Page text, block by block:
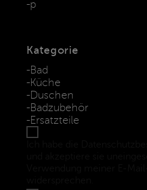
p
Kategorie
Bad
Küche
Duschen
Badzubehör
Ersatzteile